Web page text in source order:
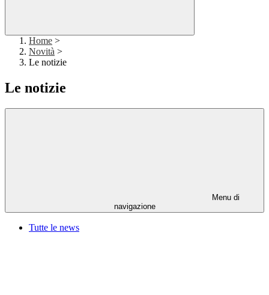
Home >
Novità >
Le notizie
Le notizie
Menu di
navigazione
Tutte le news